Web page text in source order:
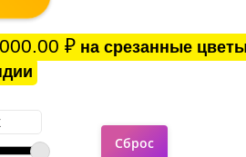
₽ на срезанные